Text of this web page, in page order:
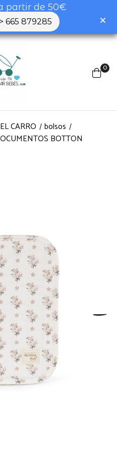
partir de 50€
665 879285
0
CARRO
bolsos
BOTTON